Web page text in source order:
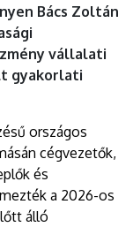
Bács Zoltán
vállalati
gyakorlati
országos
cégvezetők,
és
a 2026-os
álló